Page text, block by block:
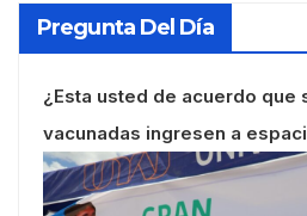
Pregunta Del Día
¿Esta usted de acuerdo que
vacunadas ingresen a